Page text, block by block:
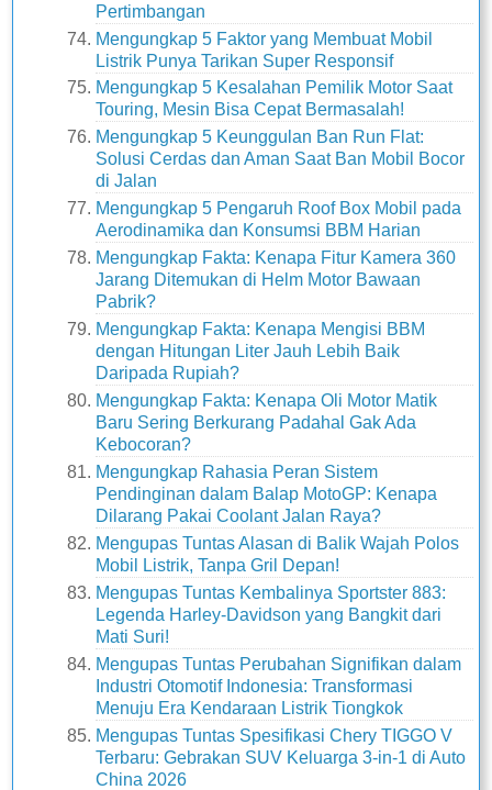
Pertimbangan
Mengungkap 5 Faktor yang Membuat Mobil
Listrik Punya Tarikan Super Responsif
Mengungkap 5 Kesalahan Pemilik Motor Saat
Touring, Mesin Bisa Cepat Bermasalah!
Mengungkap 5 Keunggulan Ban Run Flat:
Solusi Cerdas dan Aman Saat Ban Mobil Bocor
di Jalan
Mengungkap 5 Pengaruh Roof Box Mobil pada
Aerodinamika dan Konsumsi BBM Harian
Mengungkap Fakta: Kenapa Fitur Kamera 360
Jarang Ditemukan di Helm Motor Bawaan
Pabrik?
Mengungkap Fakta: Kenapa Mengisi BBM
dengan Hitungan Liter Jauh Lebih Baik
Daripada Rupiah?
Mengungkap Fakta: Kenapa Oli Motor Matik
Baru Sering Berkurang Padahal Gak Ada
Kebocoran?
Mengungkap Rahasia Peran Sistem
Pendinginan dalam Balap MotoGP: Kenapa
Dilarang Pakai Coolant Jalan Raya?
Mengupas Tuntas Alasan di Balik Wajah Polos
Mobil Listrik, Tanpa Gril Depan!
Mengupas Tuntas Kembalinya Sportster 883:
Legenda Harley-Davidson yang Bangkit dari
Mati Suri!
Mengupas Tuntas Perubahan Signifikan dalam
Industri Otomotif Indonesia: Transformasi
Menuju Era Kendaraan Listrik Tiongkok
Mengupas Tuntas Spesifikasi Chery TIGGO V
Terbaru: Gebrakan SUV Keluarga 3-in-1 di Auto
China 2026